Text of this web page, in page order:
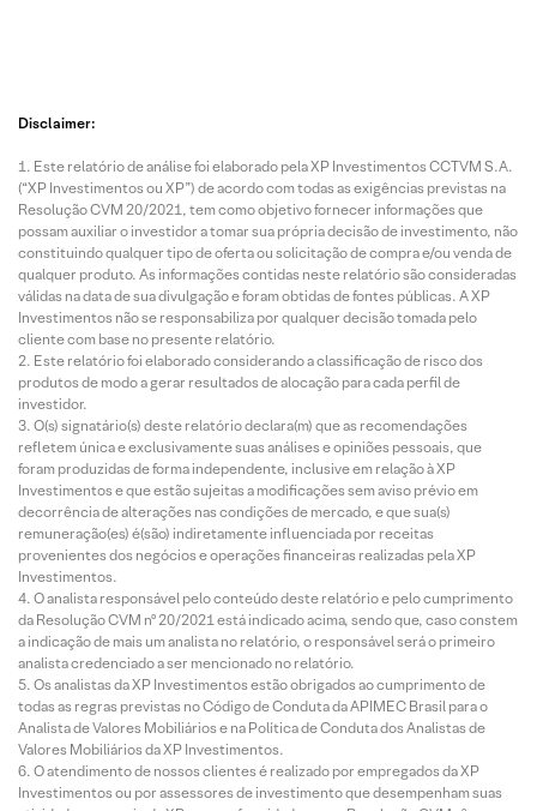
Disclaimer:
Este relatório de análise foi elaborado pela XP Investimentos CCTVM S.A.
(“XP Investimentos ou XP”) de acordo com todas as exigências previstas na
Resolução CVM 20/2021, tem como objetivo fornecer informações que
possam auxiliar o investidor a tomar sua própria decisão de investimento, não
constituindo qualquer tipo de oferta ou solicitação de compra e/ou venda de
qualquer produto. As informações contidas neste relatório são consideradas
válidas na data de sua divulgação e foram obtidas de fontes públicas. A XP
Investimentos não se responsabiliza por qualquer decisão tomada pelo
cliente com base no presente relatório.
Este relatório foi elaborado considerando a classificação de risco dos
produtos de modo a gerar resultados de alocação para cada perfil de
investidor.
O(s) signatário(s) deste relatório declara(m) que as recomendações
refletem única e exclusivamente suas análises e opiniões pessoais, que
foram produzidas de forma independente, inclusive em relação à XP
Investimentos e que estão sujeitas a modificações sem aviso prévio em
decorrência de alterações nas condições de mercado, e que sua(s)
remuneração(es) é(são) indiretamente influenciada por receitas
provenientes dos negócios e operações financeiras realizadas pela XP
Investimentos.
O analista responsável pelo conteúdo deste relatório e pelo cumprimento
da Resolução CVM nº 20/2021 está indicado acima, sendo que, caso constem
a indicação de mais um analista no relatório, o responsável será o primeiro
analista credenciado a ser mencionado no relatório.
Os analistas da XP Investimentos estão obrigados ao cumprimento de
todas as regras previstas no Código de Conduta da APIMEC Brasil para o
Analista de Valores Mobiliários e na Política de Conduta dos Analistas de
Valores Mobiliários da XP Investimentos.
O atendimento de nossos clientes é realizado por empregados da XP
Investimentos ou por assessores de investimento que desempenham suas